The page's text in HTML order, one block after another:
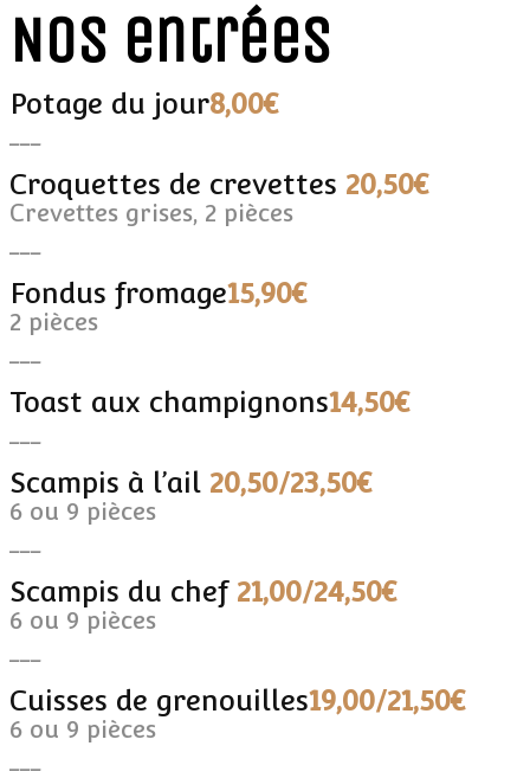
Nos entrées
Potage du jour8,00€
Croquettes de crevettes 20,50€
Crevettes grises, 2 pièces
Fondus fromage15,90€
2 pièces
Toast aux champignons14,50€
Scampis à l’ail 20,50/23,50€
6 ou 9 pièces
Scampis du chef 21,00/24,50€
6 ou 9 pièces
Cuisses de grenouilles19,00/21,50€
6 ou 9 pièces